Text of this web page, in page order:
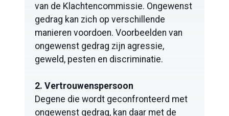
van de Klachtencommissie. Ongewenst
gedrag kan zich op verschillende
manieren voordoen. Voorbeelden van
ongewenst gedrag zijn agressie,
geweld, pesten en discriminatie.
2. Vertrouwenspersoon
Degene die wordt geconfronteerd met
ongewenst gedrag, kan daar met de